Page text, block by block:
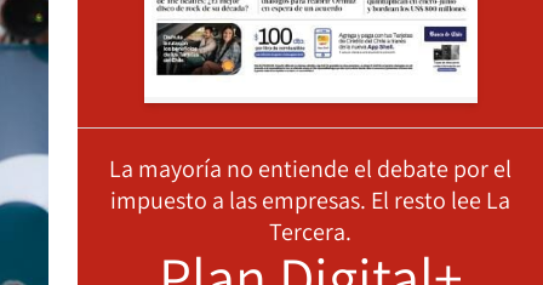
La mayoría no entiende el debate por el
impuesto a las empresas. El resto lee La
Tercera.